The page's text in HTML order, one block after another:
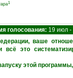
1
голосования: 19 июл
ваше
это
этой